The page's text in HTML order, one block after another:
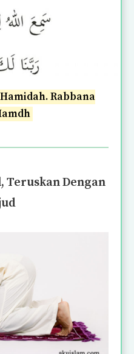
Rabbana
Teruskan Dengan